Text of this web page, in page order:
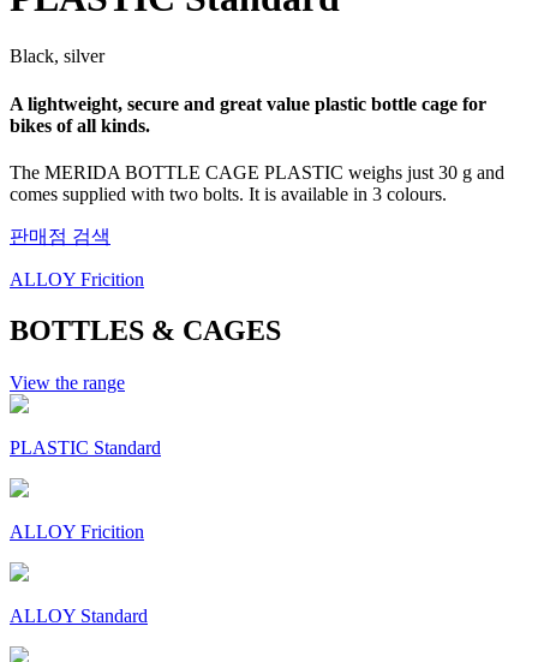
Black, silver
A lightweight, secure and great value plastic bottle cage for
bikes of all kinds.
The MERIDA BOTTLE CAGE PLASTIC weighs just 30 g and
comes supplied with two bolts. It is available in 3 colours.
판매점 검색
ALLOY Fricition
BOTTLES & CAGES
View the range
PLASTIC Standard
ALLOY Fricition
ALLOY Standard